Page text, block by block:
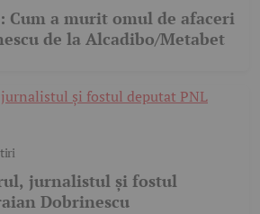
Cum a murit omul de afaceri
de la Alcadibo/Metabet
jurnalistul și fostul
Dobrinescu